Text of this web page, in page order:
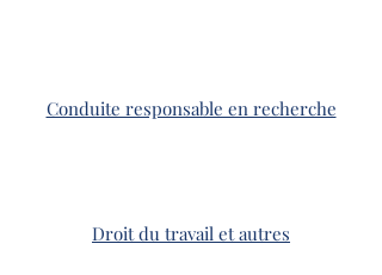
Conduite responsable en recherche
Droit du travail et autres